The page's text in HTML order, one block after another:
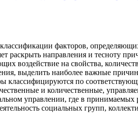
факторов,
раскрыть направления и тесноту
воздействие на свойства,
выделить наиболее важные
классифицируются по
и количественные,
управлении, где в
социальных групп,